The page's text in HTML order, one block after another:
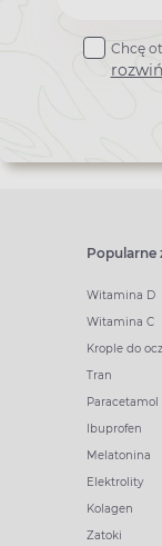
do
Chcę
Popularne
Witamina D
Witamina C
Krople do
Tran
Paracetamol
Ibuprofen
Melatonina
Elektrolity
Kolagen
Zatoki